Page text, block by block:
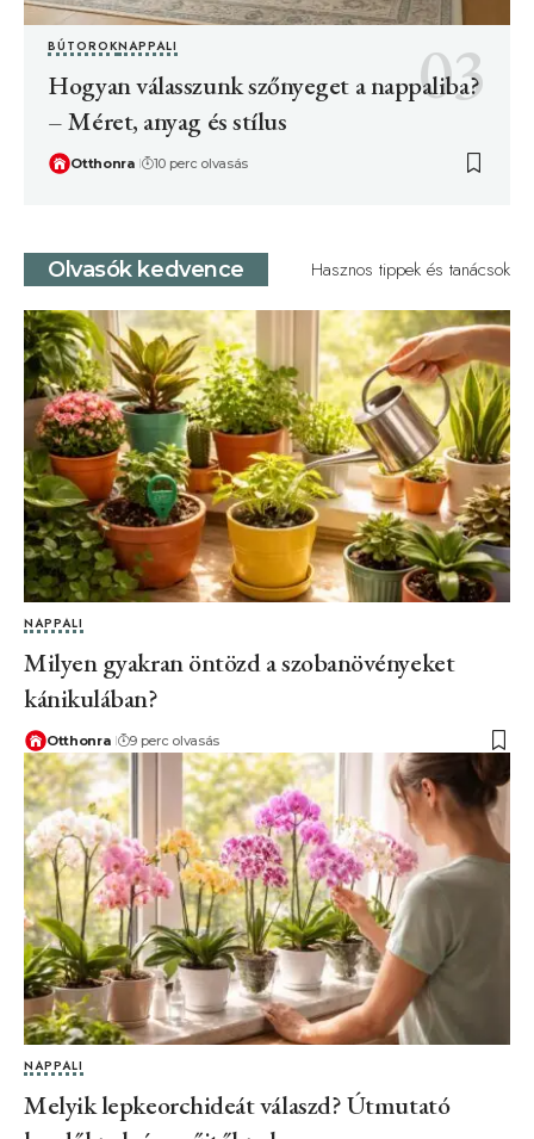
BÚTOROKNAPPALI
Hogyan válasszunk szőnyeget a nappaliba?
– Méret, anyag és stílus
Otthonra 10 perc olvasás
Olvasók kedvence Hasznos tippek és tanácsok
NAPPALI
Milyen gyakran öntözd a szobanövényeket
kánikulában?
Otthonra 9 perc olvasás
NAPPALI
Melyik lepkeorchideát válaszd? Útmutató